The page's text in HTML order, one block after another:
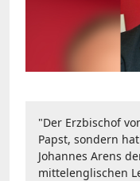
"Der Erzbischof
Papst, sondern
Johannes Arens
mittelenglischen